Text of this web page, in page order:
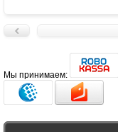
Мы принимаем: